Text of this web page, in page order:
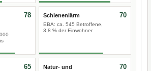
78 Schienenlärm
EBA: ca. 545 Betroffene,
3,8 % der Einwohner
70
65
Natur- und
70